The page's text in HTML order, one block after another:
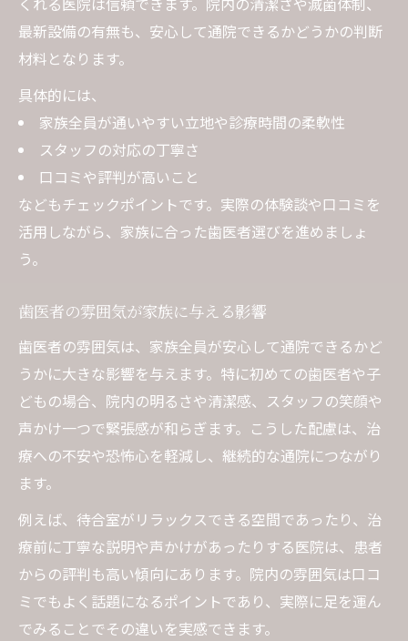
最新設備の有無も、安心して通院できるかどうかの判断
材料となります。
具体的には、
家族全員が通いやすい立地や診療時間の柔軟性
スタッフの対応の丁寧さ
口コミや評判が高いこと
などもチェックポイントです。実際の体験談や口コミを
活用しながら、家族に合った歯医者選びを進めましょ
う。
歯医者の雰囲気が家族に与える影響
歯医者の雰囲気は、家族全員が安心して通院できるかど
うかに大きな影響を与えます。特に初めての歯医者や子
どもの場合、院内の明るさや清潔感、スタッフの笑顔や
声かけ一つで緊張感が和らぎます。こうした配慮は、治
療への不安や恐怖心を軽減し、継続的な通院につながり
ます。
例えば、待合室がリラックスできる空間であったり、治
療前に丁寧な説明や声かけがあったりする医院は、患者
からの評判も高い傾向にあります。院内の雰囲気は口コ
ミでもよく話題になるポイントであり、実際に足を運ん
でみることでその違いを実感できます。